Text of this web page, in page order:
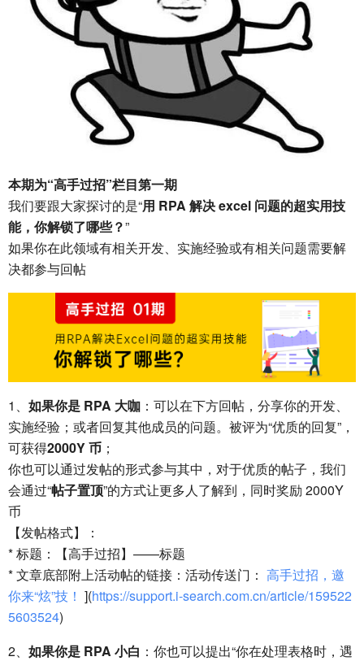
本期为“高手过招”栏目第一期
我们要跟大家探讨的是“用 RPA 解决 excel 问题的超实用技
能，你解锁了哪些？”
如果你在此领域有相关开发、实施经验或有相关问题需要解
决都参与回帖
1、 如果你是 RPA 大咖 ：可以在下方回帖，分享你的开发、
实施经验；或者回复其他成员的问题。被评为“优质的回复”，
可获得2000Y 币 ；
你也可以通过发帖的形式参与其中，对于优质的帖子，我们
会通过“帖子置顶”的方式让更多人了解到，同时奖励 2000Y
币
【发帖格式】：
* 标题：【高手过招】——标题
* 文章底部附上活动帖的链接：活动传送门： 高手过招，邀
你来“炫”技！ ](https://support.i-search.com.cn/article/159522
5603524)
2、 如果你是 RPA 小白 ：你也可以提出“你在处理表格时，遇